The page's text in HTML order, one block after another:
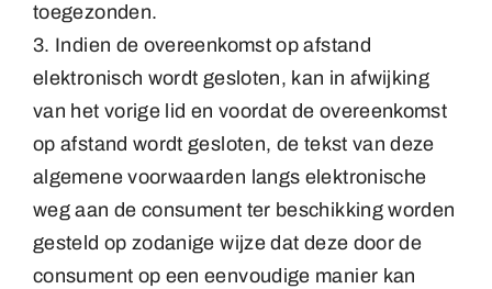
toegezonden.
3. Indien de overeenkomst op afstand
elektronisch wordt gesloten, kan in afwijking
van het vorige lid en voordat de overeenkomst
op afstand wordt gesloten, de tekst van deze
algemene voorwaarden langs elektronische
weg aan de consument ter beschikking worden
gesteld op zodanige wijze dat deze door de
consument op een eenvoudige manier kan